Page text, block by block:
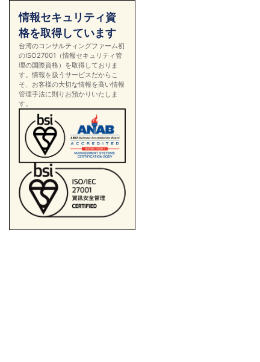
情報セキュリティ資
格を取得しています
台湾のコンサルティングファーム初
のISO27001（情報セキュリティ管
理の国際資格）を取得しておりま
す。情報を扱うサービスだからこ
そ、お客様の大切な情報を高い情報
管理手法に則りお預かりいたしま
す。